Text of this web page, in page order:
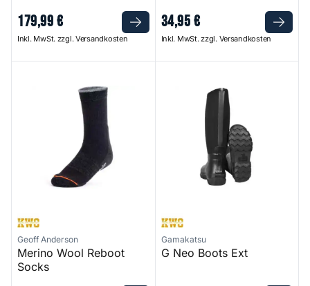
179,99€
Inkl. MwSt. zzgl. Versandkosten
34,95€
Inkl. MwSt. zzgl. Versandkosten
Geoff Anderson
Merino Wool Reboot
Socks
Gamakatsu
G Neo Boots Ext